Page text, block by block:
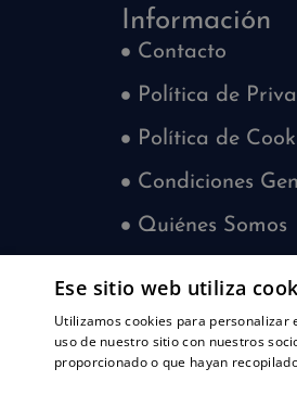
Información
Contacto
Política de
Política de
Condiciones
Quiénes Somos
¿Quieres
Ese sitio web utiliza
Utilizamos cookies para
uso de nuestro sitio con nuestros
proporcionado o que hayan